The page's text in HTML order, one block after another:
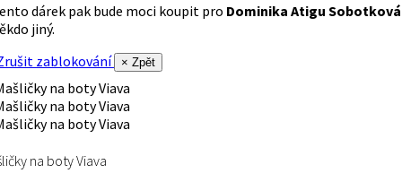
dárek pak bude moci koupit pro Dominika Atigu Sobotková
jiný.
zablokování
× Zpět
na boty Viava